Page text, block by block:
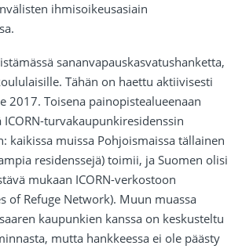
ihmisoikeusasiain
sananvapauskasvatushanketta,
Tähän on haettu aktiivisesti
2017. Toisena painopistealueenaan
ICORN-turvakaupunkiresidenssin
kaikissa muissa Pohjoismaissa tällainen
residenssejä) toimii, ja Suomen olisi
mukaan ICORN-verkostoon
of Refuge Network). Muun muassa
kaupunkien kanssa on keskusteltu
mutta hankkeessa ei ole päästy